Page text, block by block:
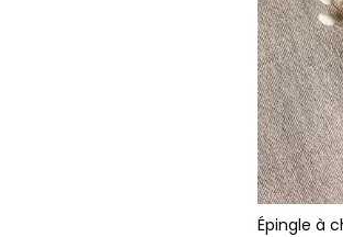
Épingle à